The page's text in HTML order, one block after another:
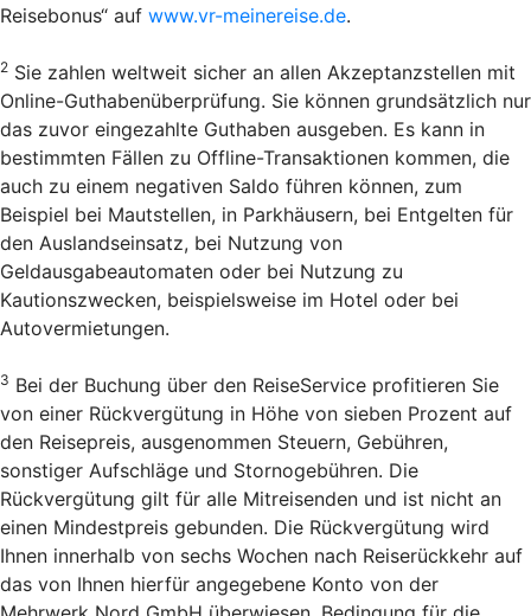
Reisebonus“ auf www.vr-meinereise.de.
2 Sie zahlen weltweit sicher an allen Akzeptanzstellen mit
Online-Guthabenüberprüfung. Sie können grundsätzlich nur
das zuvor eingezahlte Guthaben ausgeben. Es kann in
bestimmten Fällen zu Offline-Transaktionen kommen, die
auch zu einem negativen Saldo führen können, zum
Beispiel bei Mautstellen, in Parkhäusern, bei Entgelten für
den Auslandseinsatz, bei Nutzung von
Geldausgabeautomaten oder bei Nutzung zu
Kautionszwecken, beispielsweise im Hotel oder bei
Autovermietungen.
3 Bei der Buchung über den Reise­Service profitieren Sie
von einer Rückvergütung in Höhe von sieben Prozent auf
den Reisepreis, ausgenommen Steuern, Gebühren,
sonstiger Aufschläge und Stornogebühren. Die
Rückvergütung gilt für alle Mitreisenden und ist nicht an
einen Mindestpreis gebunden. Die Rückvergütung wird
Ihnen innerhalb von sechs Wochen nach Reiserückkehr auf
das von Ihnen hierfür angegebene Konto von der